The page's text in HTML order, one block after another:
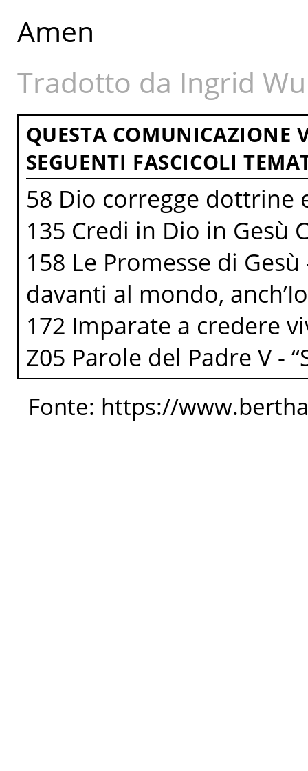
Amen
Tradotto da Ingrid
QUESTA COMUNICAZIONE
SEGUENTI FASCICOLI
58 Dio corregge dottrine
135 Credi in Dio in Gesù
158 Le Promesse di
davanti al mondo,
172 Imparate a credere
Z05 Parole del Padre V -
Fonte: https://